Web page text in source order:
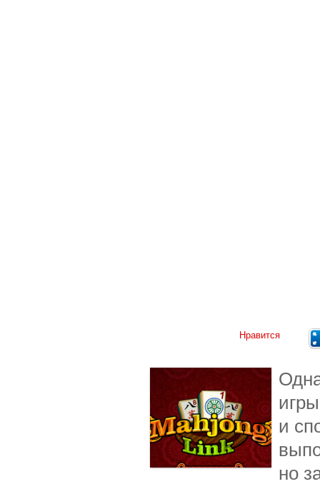
Нравится
и
но